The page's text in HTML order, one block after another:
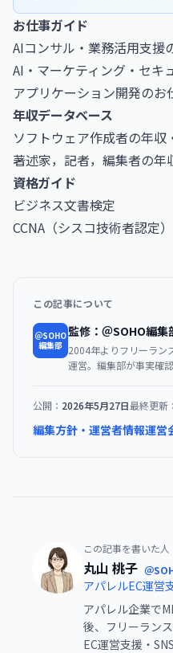
お仕事ガイド
AIコンサル・業務活用支援
AI・マーケティング・セキ
アプリケーション開発のお
年収データベース
ソフトウェア作成者の年収
著述家，記者，編集者の年
資格ガイド
ビジネス文書検定
CCNA（シスコ技術者認定）
この記事について
＠SOHO
編集部
監修：＠SOHO編集
2004年よりフリーラン
運営。編集部が事実確
公開： 2026年5月27日最終更新：
編集方針・運営者情報運営
この記事を書いた人
丸山 桃子 ＠
アパレルEC運営
アパレル企業で
後、フリーラン
EC運営支援・